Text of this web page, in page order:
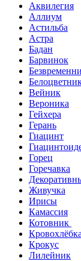
Аквилегия
Аллиум
Астильба
Астра
Бадан
Барвинок
Вейник
Вероника
Гейхера
Герань
Гиацинт
Горец
Горечавка
Живучка
Ирисы
Камассия
Котовник
Кровохлёбка
Крокус
Лилейник